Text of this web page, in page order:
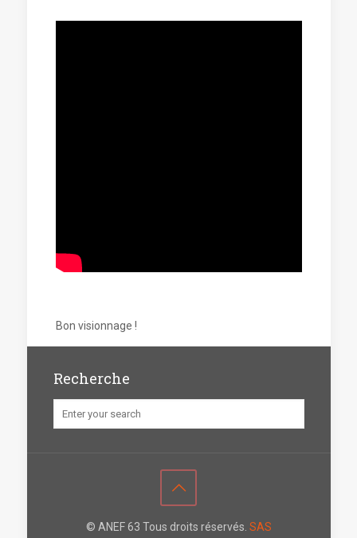
Bon visionnage !
Recherche
© ANEF 63 Tous droits réservés. SAS